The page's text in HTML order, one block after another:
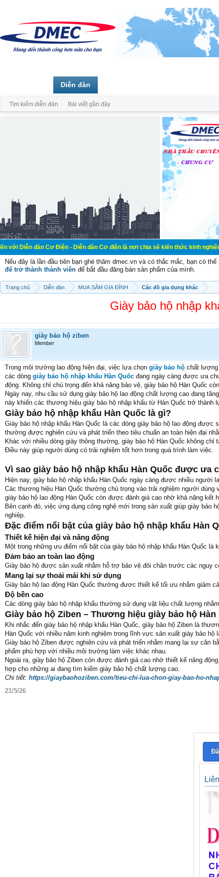
Cơ Điện - Diễn đàn Cơ điện là nơi chia sẽ kiến thức kinh nghiệm trong
Nếu đây là lần đầu tiên bạn ghé thăm dmec.vn và có thắc mắc, bạn có
để trở thành thành viên để bắt đầu đăng bán sản phẩm của mình.
Trang chủ Diễn đàn MUA SẮM GIA ĐÌNH Các đồ gia dụng khác
Giày bảo hộ nhập
giày bảo hộ ziben
Member
Trong môi trường lao động hiện đại, việc lựa chọn giày bảo hộ chất lượng
các dòng giày bảo hộ nhập khẩu Hàn Quốc đang ngày càng được ưa
động. Không chỉ chú trọng đến khả năng bảo vệ, giày bảo hộ Hàn Quốc
Ngày nay, nhu cầu sử dụng giày bảo hộ lao động chất lượng cao đang
này khiến các thương hiệu giày bảo hộ nhập khẩu từ Hàn Quốc trở
Giày bảo hộ nhập khẩu Hàn Quốc là gì?
Giày bảo hộ nhập khẩu Hàn Quốc là các dòng giày bảo hộ lao động
thường được nghiên cứu và phát triển theo tiêu chuẩn an toàn hiện đại
Khác với nhiều dòng giày thông thường, giày bảo hộ Hàn Quốc không
Điều này giúp người dùng có trải nghiệm tốt hơn trong quá trình làm việc.
Vì sao giày bảo hộ nhập khẩu Hàn Quốc được ưa
Hiện nay, giày bảo hộ nhập khẩu Hàn Quốc ngày càng được nhiều
Các thương hiệu Hàn Quốc thường chú trọng vào trải nghiệm người
giày bảo hộ lao động Hàn Quốc còn được đánh giá cao nhờ khả năng kết
Bên cạnh đó, việc ứng dụng công nghệ mới trong sản xuất giúp giày
nghiệp.
Đặc điểm nổi bật của giày bảo hộ nhập khẩu Hàn
Thiết kế hiện đại và năng động
Một trong những ưu điểm nổi bật của giày bảo hộ nhập khẩu Hàn Quốc
Đảm bảo an toàn lao động
Giày bảo hộ được sản xuất nhằm hỗ trợ bảo vệ đôi chân trước các
Mang lại sự thoải mái khi sử dụng
Giày bảo hộ lao động Hàn Quốc thường được thiết kế tối ưu nhằm giảm
Độ bền cao
Các dòng giày bảo hộ nhập khẩu thường sử dụng vật liệu chất lượng
Giày bảo hộ Ziben – Thương hiệu giày bảo hộ
Khi nhắc đến giày bảo hộ nhập khẩu Hàn Quốc, giày bảo hộ Ziben là
Hàn Quốc với nhiều năm kinh nghiệm trong lĩnh vực sản xuất giày bảo hộ
Giày bảo hộ Ziben được nghiên cứu và phát triển nhằm mang lại sự cân
phẩm phù hợp với nhiều môi trường làm việc khác nhau.
Ngoài ra, giày bảo hộ Ziben còn được đánh giá cao nhờ thiết kế năng
hợp cho những ai đang tìm kiếm giày bảo hộ chất lượng cao.
Chi tiết: https://giaybaohoziben.com/tieu-chi-lua-chon-giay-bao-ho-
21/5/26
Diễn đàn
Tìm kiếm diễn đàn Bài viết gần đây